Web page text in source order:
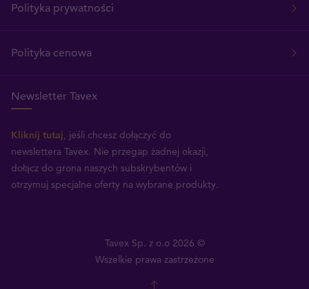
Polityka prywatności
Polityka cenowa
Newsletter Tavex
Kliknij tutaj, jeśli chcesz dołączyć do
newslettera Tavex. Nie przegap żadnej okazji,
dołącz do grona naszych subskrybentów i
otrzymuj specjalne oferty na wybrane produkty.
Tavex Sp. z o.o 2026 ©
Wszelkie prawa zastrzeżone